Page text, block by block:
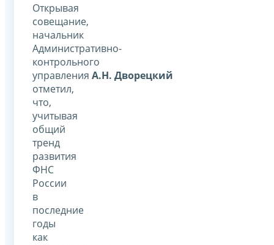
Открывая
совещание,
начальник
Административно-
контрольного
управления А.Н. Дворецкий
отметил,
что,
учитывая
общий
тренд
развития
ФНС
России
в
последние
годы
как